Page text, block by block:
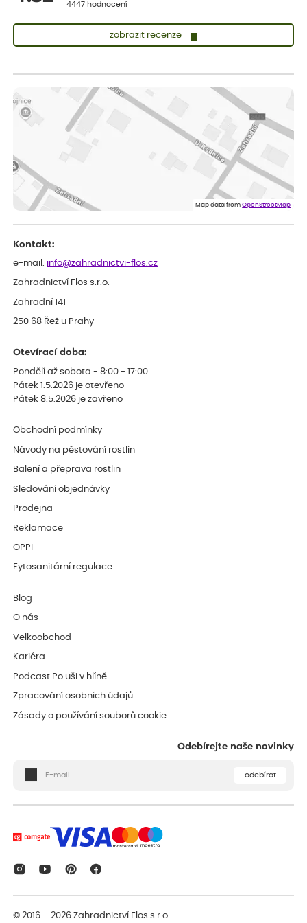
4447 hodnocení
zobrazit recenze
vše v naprostém pořádku
ověřený nákup
Jana
Flos je nejlepší &#129321;
Map data fromOpenStreetMap
Kontakt:
e-mail: info@zahradnictvi-flos.cz
Zahradnictví Flos s.r.o.
Zahradní 141
250 68 Řež u Prahy
Otevírací doba:
Pondělí až sobota - 8:00 - 17:00
Pátek 1.5.2026 je otevřeno
Pátek 8.5.2026 je zavřeno
Obchodní podmínky
Návody na pěstování rostlin
Balení a přeprava rostlin
Sledování objednávky
Prodejna
Reklamace
OPPI
Fytosanitární regulace
Blog
O nás
Velkoobchod
Kariéra
Podcast Po uši v hlíně
Zpracování osobních údajů
Zásady o používání souborů cookie
Odebírejte naše novinky
odebírat
© 2016 – 2026Zahradnictví Flos s.r.o.